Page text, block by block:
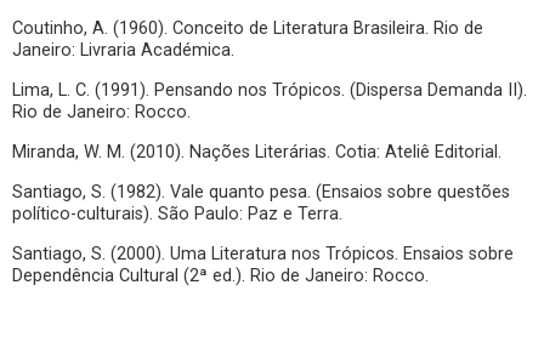
Coutinho, A. (1960). Conceito de Literatura Brasileira. Rio de
Janeiro: Livraria Académica.
Lima, L. C. (1991). Pensando nos Trópicos. (Dispersa Demanda II).
Rio de Janeiro: Rocco.
Miranda, W. M. (2010). Nações Literárias. Cotia: Ateliê Editorial.
Santiago, S. (1982). Vale quanto pesa. (Ensaios sobre questões
político-culturais). São Paulo: Paz e Terra.
Santiago, S. (2000). Uma Literatura nos Trópicos. Ensaios sobre
Dependência Cultural (2ª ed.). Rio de Janeiro: Rocco.